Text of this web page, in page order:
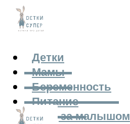
Детки
Мамы
Беременность
Питание
Уход за малышом